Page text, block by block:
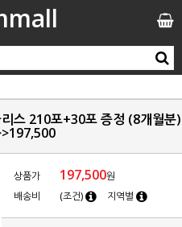
스 210포+30포 증정 (8개월분)
상품가 197,500원
배송비
(조건) 지역별